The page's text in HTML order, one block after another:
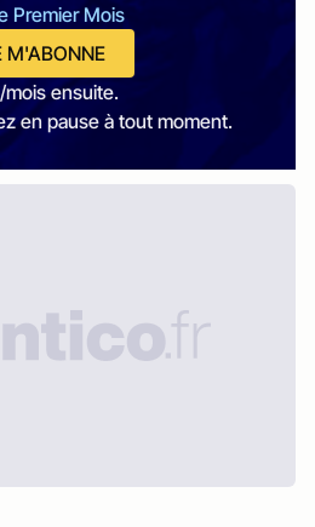
Premier Mois
M'ABONNE
mois ensuite.
en pause à tout moment.